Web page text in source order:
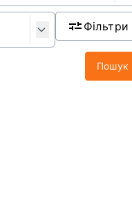
Фільтри
Пошук